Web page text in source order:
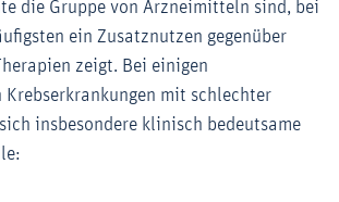
die Gruppe von Arzneimitteln sind, bei
ein Zusatznutzen gegenüber
zeigt. Bei einigen
mit schlechter
insbesondere klinisch bedeutsame